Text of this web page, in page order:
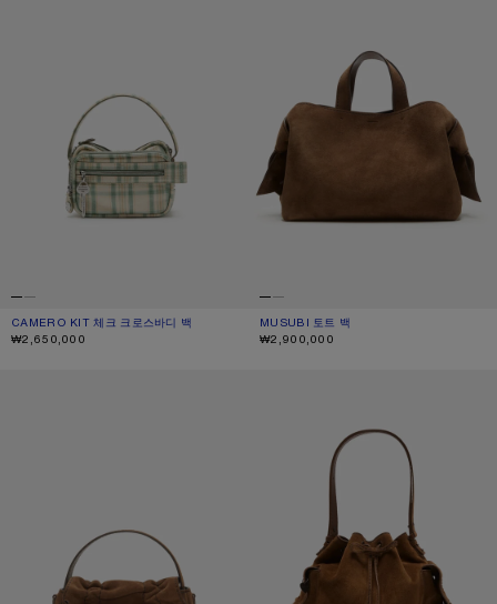
CAMERO KIT 체크 크로스바디 백
현재 색상: 그린/오렌지
가격: ₩2,650,000.
₩2,650,000
MUSUBI 토트 백
현재 색상: 코냑 브라운
가격: ₩2,900,000.
₩2,900,000